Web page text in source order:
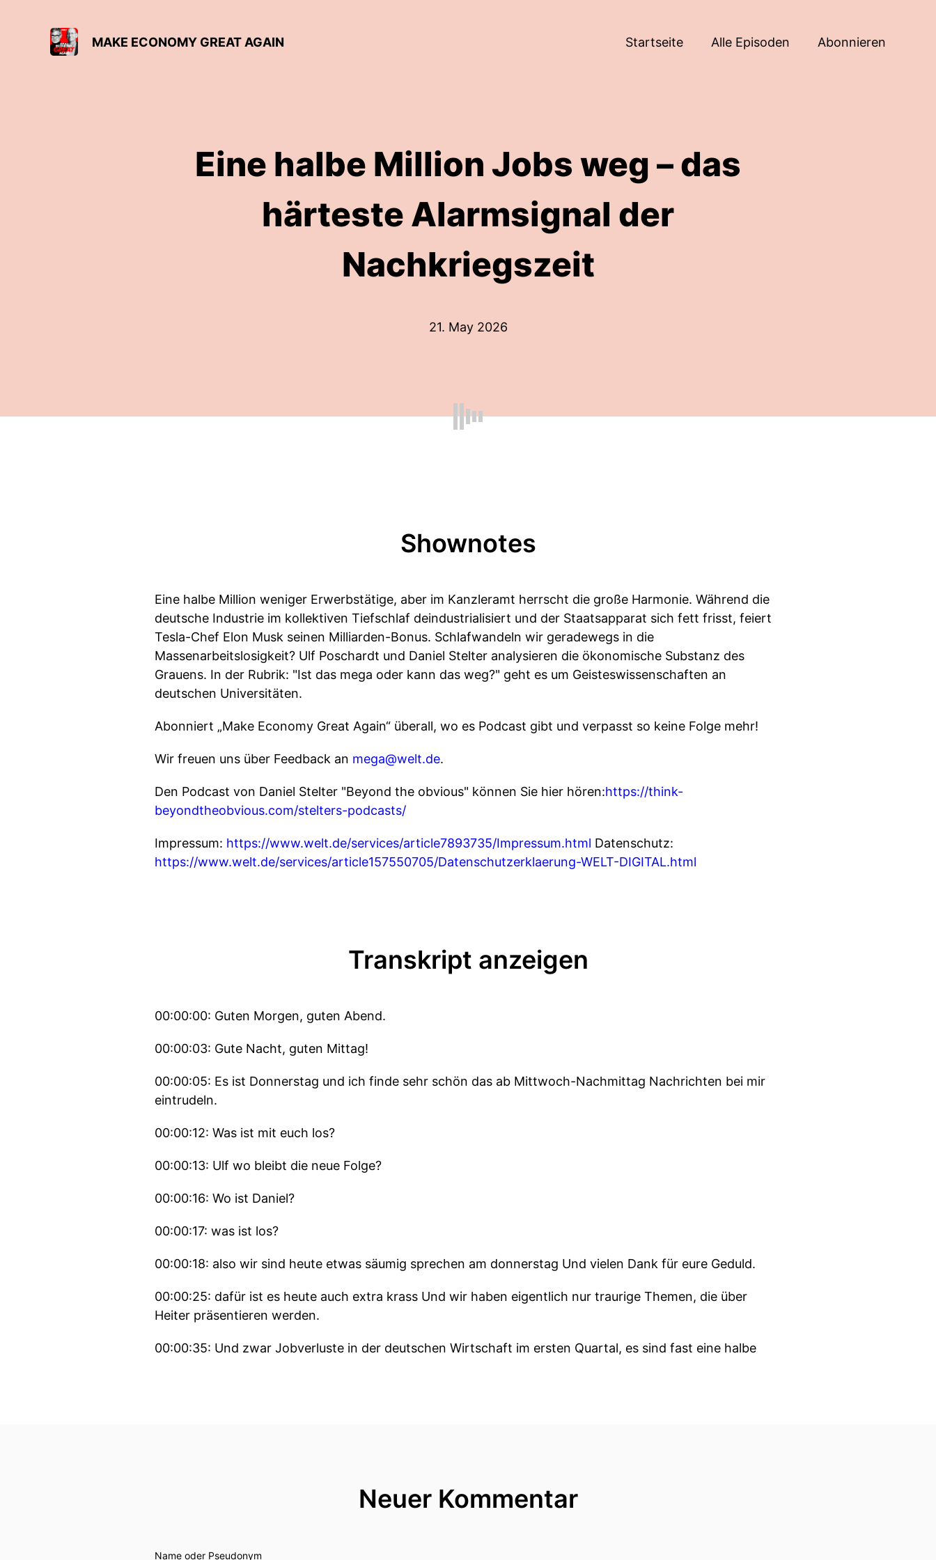
MAKE ECONOMY GREAT AGAIN Startseite Alle Episoden Abonnieren
Eine halbe Million Jobs weg – das
härteste Alarmsignal der
Nachkriegszeit
21. May 2026
Shownotes
Eine halbe Million weniger Erwerbstätige, aber im Kanzleramt herrscht die große Harmonie. Während die
deutsche Industrie im kollektiven Tiefschlaf deindustrialisiert und der Staatsapparat sich fett frisst, feiert
Tesla-Chef Elon Musk seinen Milliarden-Bonus. Schlafwandeln wir geradewegs in die
Massenarbeitslosigkeit? Ulf Poschardt und Daniel Stelter analysieren die ökonomische Substanz des
Grauens. In der Rubrik: "Ist das mega oder kann das weg?" geht es um Geisteswissenschaften an
deutschen Universitäten.
Abonniert „Make Economy Great Again“ überall, wo es Podcast gibt und verpasst so keine Folge mehr!
Wir freuen uns über Feedback an mega@welt.de.
Den Podcast von Daniel Stelter "Beyond the obvious" können Sie hier hören:https://think-
beyondtheobvious.com/stelters-podcasts/
Impressum: https://www.welt.de/services/article7893735/Impressum.html Datenschutz:
https://www.welt.de/services/article157550705/Datenschutzerklaerung-WELT-DIGITAL.html
Transkript anzeigen
00:00:00: Guten Morgen, guten Abend.
00:00:03: Gute Nacht, guten Mittag!
00:00:05: Es ist Donnerstag und ich finde sehr schön das ab Mittwoch-Nachmittag Nachrichten bei mir
eintrudeln.
00:00:12: Was ist mit euch los?
00:00:13: Ulf wo bleibt die neue Folge?
00:00:16: Wo ist Daniel?
00:00:17: was ist los?
00:00:18: also wir sind heute etwas säumig sprechen am donnerstag Und vielen Dank für eure Geduld.
00:00:25: dafür ist es heute auch extra krass Und wir haben eigentlich nur traurige Themen, die über
Heiter präsentieren werden.
00:00:35: Und zwar Jobverluste in der deutschen Wirtschaft im ersten Quartal, es sind fast eine halbe
Neuer Kommentar
Name oder Pseudonym